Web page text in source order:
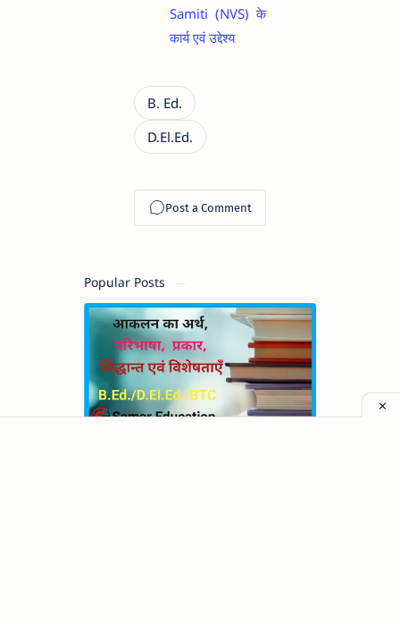
Samiti (NVS) के
कार्य एवं उद्देश्य
Popular Posts